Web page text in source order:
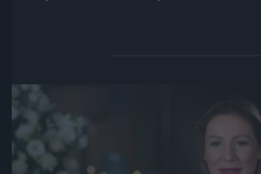
Jön még kép!